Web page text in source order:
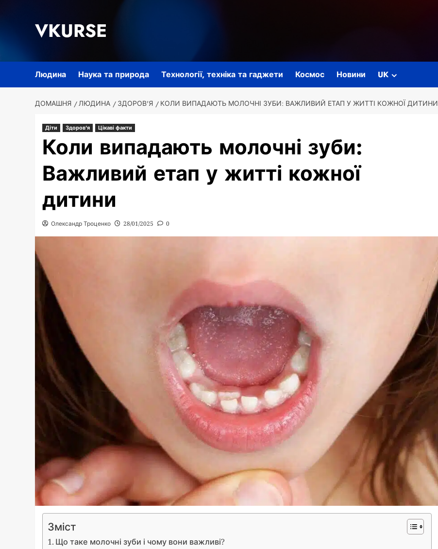
VKURSE
Людина Наука та природа Технології, техніка та гаджети Космос Новини UK
ДОМАШНЯ ЛЮДИНА ЗДОРОВ'Я КОЛИ ВИПАДАЮТЬ МОЛОЧНІ ЗУБИ: ВАЖЛИВИЙ ЕТАП У ЖИТТІ КОЖНОЇ ДИТИНИ
Діти Здоров'я Цікаві факти
Коли випадають молочні зуби:
Важливий етап у житті кожної
дитини
Олександр Троценко 28/01/2025 0
Зміст
Що таке молочні зуби і чому вони важливі?